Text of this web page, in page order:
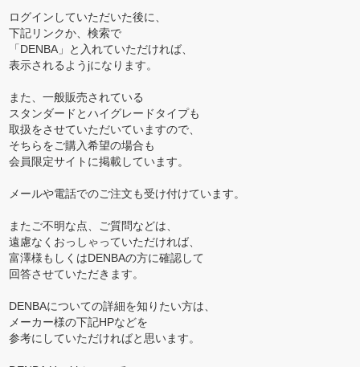
ログインしていただいた後に、
下記リンクか、検索で
「DENBA」と入れていただければ、
表示されるようjになります。
また、一般販売されている
スタンダードとハイグレードタイプも
取扱をさせていただいていますので、
そちらをご購入希望の場合も
会員限定サイトに掲載しています。
メールや電話でのご注文も受け付けています。
またご不明な点、ご質問などは、
遠慮なくおっしゃっていただければ、
富澤様もしくはDENBAの方に確認して
回答させていただきます。
DENBAについての詳細を知りたい方は、
メーカー様の下記HPなどを
参考にしていただければと思います。